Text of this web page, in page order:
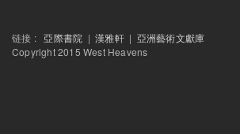
链接 :亞際書院 |漢雅軒 | 亞洲藝術文獻庫
Copyright 2015 West Heavens